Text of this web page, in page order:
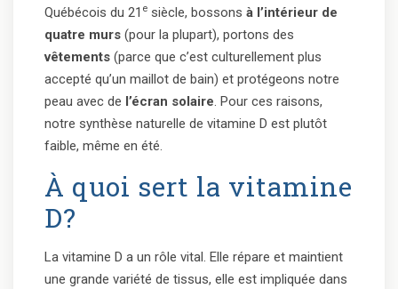
Québécois du 21 e siècle, bossons à l’intérieur de
quatre murs (pour la plupart), portons des
vêtements (parce que c’est culturellement plus
accepté qu’un maillot de bain) et protégeons notre
peau avec de l’écran solaire. Pour ces raisons,
notre synthèse naturelle de vitamine D est plutôt
faible, même en été.
À quoi sert la vitamine
D?
La vitamine D a un rôle vital. Elle répare et maintient
une grande variété de tissus, elle est impliquée dans